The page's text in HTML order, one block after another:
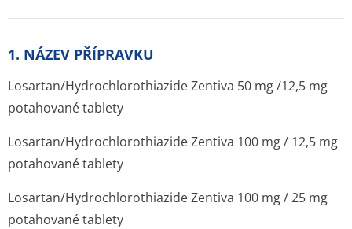
1. NÁZEV PŘÍPRAVKU
Losartan/Hydrochlo­rothiazide Zentiva 50 mg /12,5 mg
potahované tablety
Losartan/Hydrochlo­rothiazide Zentiva 100 mg / 12,5 mg
potahované tablety
Losartan/Hydrochlo­rothiazide Zentiva 100 mg / 25 mg
potahované tablety